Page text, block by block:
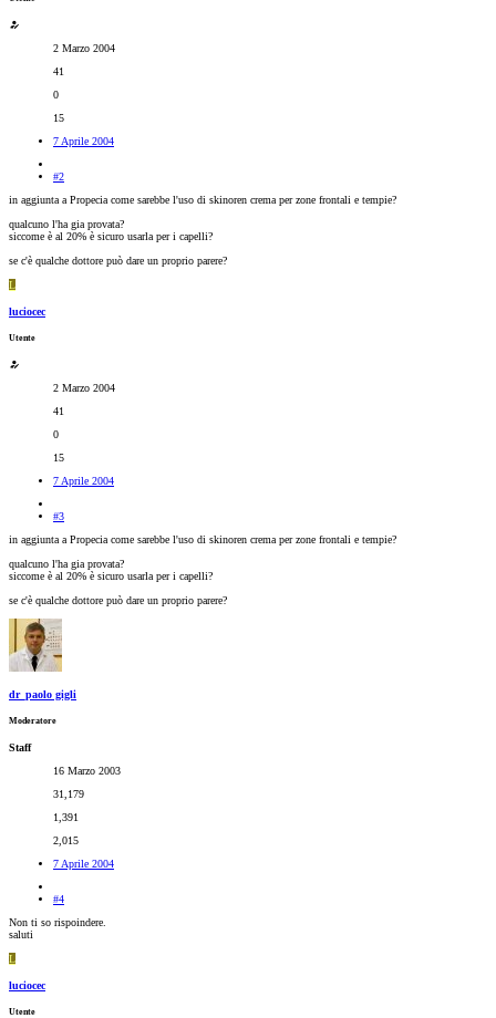
2 Marzo 2004
41
0
15
7 Aprile 2004
#2
in aggiunta a Propecia come sarebbe l'uso di skinoren crema per zone frontali e tempie?
qualcuno l'ha gia provata?
siccome è al 20% è sicuro usarla per i capelli?
se c'è qualche dottore può dare un proprio parere?
L
luciocec
Utente
2 Marzo 2004
41
0
15
7 Aprile 2004
#3
in aggiunta a Propecia come sarebbe l'uso di skinoren crema per zone frontali e tempie?
qualcuno l'ha gia provata?
siccome è al 20% è sicuro usarla per i capelli?
se c'è qualche dottore può dare un proprio parere?
dr_paolo gigli
Moderatore
Staff
16 Marzo 2003
31,179
1,391
2,015
7 Aprile 2004
#4
Non ti so rispoindere.
saluti
L
luciocec
Utente